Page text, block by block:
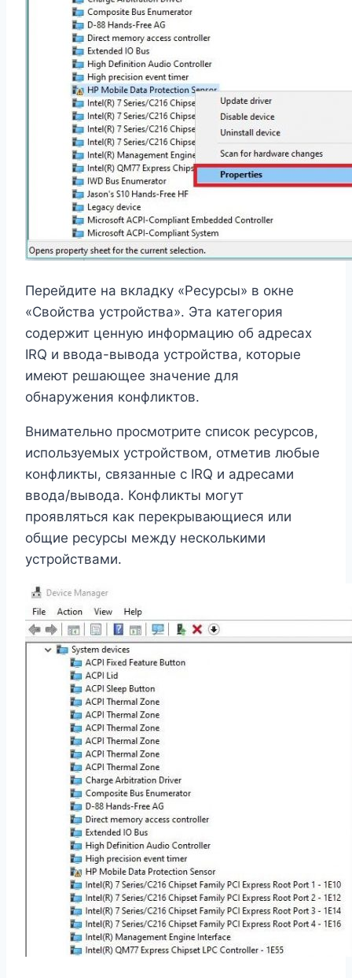
Перейдите на вкладку «Ресурсы» в окне
«Свойства устройства». Эта категория
содержит ценную информацию об адресах
IRQ и ввода-вывода устройства, которые
имеют решающее значение для
обнаружения конфликтов.
Внимательно просмотрите список ресурсов,
используемых устройством, отметив любые
конфликты, связанные с IRQ и адресами
ввода/вывода. Конфликты могут
проявляться как перекрывающиеся или
общие ресурсы между несколькими
устройствами.